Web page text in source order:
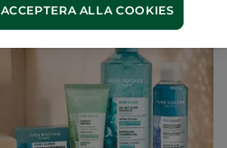
ACCEPTERA ALLA COOKIES